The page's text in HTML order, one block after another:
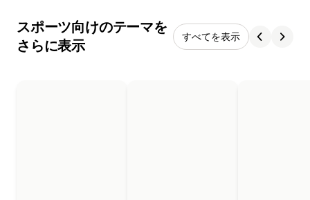
スポーツ向けのテーマを
さらに表示
すべてを表示